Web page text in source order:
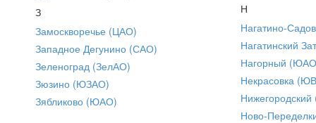
З
Замоскворечье (ЦАО)
Западное Дегунино (САО)
Зеленоград (ЗелАО)
Зюзино (ЮЗАО)
Зябликово (ЮАО)
Н
Нагатино-
Нагатинский
Нагорный
Некрасовка
Ново-